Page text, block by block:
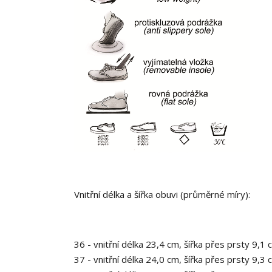
Vnitřní délka a šířka obuvi (průměrné míry):
36 - vnitřní délka 23,4 cm, šířka přes prsty 9,1
37 - vnitřní délka 24,0 cm, šířka přes prsty 9,3